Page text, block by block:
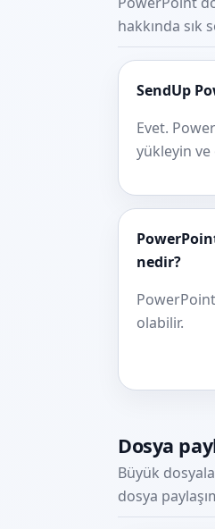
hakkında sık
SendUp
Evet.
yükleyin ve
nedir?
olabilir.
Dosya
Büyük
dosya